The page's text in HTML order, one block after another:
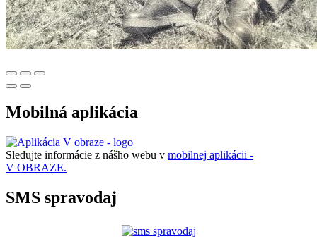
Mobilná aplikácia
Sledujte informácie z nášho webu v mobilnej aplikácii -
V OBRAZE.
SMS spravodaj